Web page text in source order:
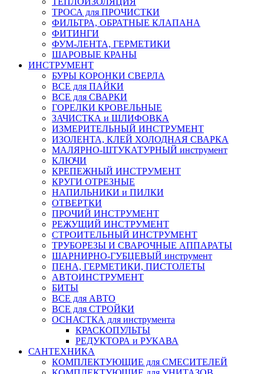
ТРОСА для ПРОЧИСТКИ
ФИЛЬТРА, ОБРАТНЫЕ КЛАПАНА
ФИТИНГИ
ФУМ-ЛЕНТА, ГЕРМЕТИКИ
ШАРОВЫЕ КРАНЫ
ИНСТРУМЕНТ
БУРЫ КОРОНКИ СВЕРЛА
ВСЕ для ПАЙКИ
ВСЕ для СВАРКИ
ГОРЕЛКИ КРОВЕЛЬНЫЕ
ЗАЧИСТКА и ШЛИФОВКА
ИЗМЕРИТЕЛЬНЫЙ ИНСТРУМЕНТ
ИЗОЛЕНТА, КЛЕЙ ХОЛОДНАЯ СВАРКА
МАЛЯРНО-ШТУКАТУРНЫЙ инструмент
КЛЮЧИ
КРЕПЕЖНЫЙ ИНСТРУМЕНТ
КРУГИ ОТРЕЗНЫЕ
НАПИЛЬНИКИ и ПИЛКИ
ОТВЕРТКИ
ПРОЧИЙ ИНСТРУМЕНТ
РЕЖУЩИЙ ИНСТРУМЕНТ
СТРОИТЕЛЬНЫЙ ИНСТРУМЕНТ
ТРУБОРЕЗЫ И СВАРОЧНЫЕ АППАРАТЫ
ШАРНИРНО-ГУБЦЕВЫЙ инструмент
ПЕНА, ГЕРМЕТИКИ, ПИСТОЛЕТЫ
АВТОИНСТРУМЕНТ
БИТЫ
ВСЕ для АВТО
ВСЕ для СТРОЙКИ
ОСНАСТКА для инструмента
КРАСКОПУЛЬТЫ
РЕДУКТОРА и РУКАВА
САНТЕХНИКА
КОМПЛЕКТУЮЩИЕ для СМЕСИТЕЛЕЙ